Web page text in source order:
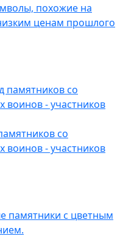
похожие на
ценам прошлого
со
воинов - участников